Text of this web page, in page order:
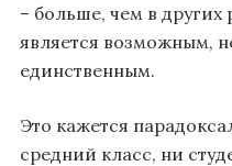
– больше, чем в других
является возможным,
единственным.
Это кажется
средний класс, ни